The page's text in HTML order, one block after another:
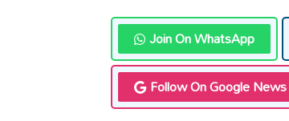
Join On WhatsApp
Follow On Google News